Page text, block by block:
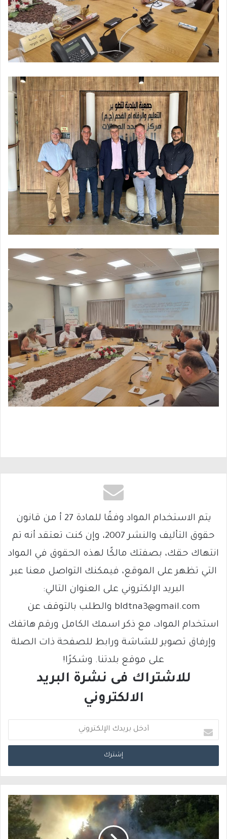
يتم الاستخدام المواد وفقًا للمادة 27 أ من قانون
حقوق التأليف والنشر 2007، وإن كنت تعتقد أنه تم
انتهاك حقك، بصفتك مالكًا لهذه الحقوق في المواد
التي تظهر على الموقع، فيمكنك التواصل معنا عبر
البريد الإلكتروني على العنوان التالي:
bldtna3@gmail.com والطلب بالتوقف عن
استخدام المواد، مع ذكر اسمك الكامل ورقم هاتفك
وإرفاق تصوير للشاشة ورابط للصفحة ذات الصلة
على موقع بلدتنا. وشكرًا!
للاشتراك فى نشرة البريد
الالكتروني
د
خ
ب
ر